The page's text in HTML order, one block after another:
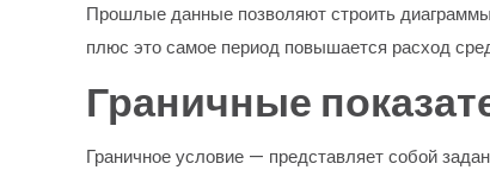
Прошлые данные позволяют строить
плюс это самое период повышается расход
Граничные
Граничное условие — представляет собой